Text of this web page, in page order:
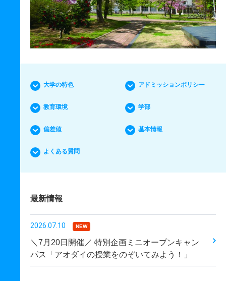
大学の特色 アドミッションポリシー
教育環境 学部
偏差値 基本情報
よくある質問
最新情報
2026.07.10 NEW
＼7月20日開催／ 特別企画ミニオープンキャン
パス「アオダイの授業をのぞいてみよう！」